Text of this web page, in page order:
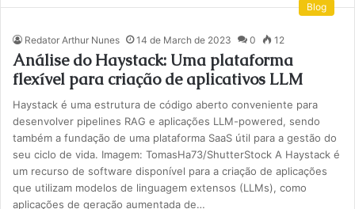
Blog
Redator Arthur Nunes 14 de March de 2023 0 12
Análise do Haystack: Uma plataforma
flexível para criação de aplicativos LLM
Haystack é uma estrutura de código aberto conveniente para
desenvolver pipelines RAG e aplicações LLM-powered, sendo
também a fundação de uma plataforma SaaS útil para a gestão do
seu ciclo de vida. Imagem: TomasHa73/ShutterStock A Haystack é
um recurso de software disponível para a criação de aplicações
que utilizam modelos de linguagem extensos (LLMs), como
aplicações de geração aumentada de…